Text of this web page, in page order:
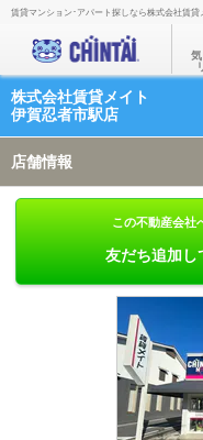
株式会社賃貸メイト
伊賀忍者市駅店
店舗情報
この不動産会社
友だち追加し